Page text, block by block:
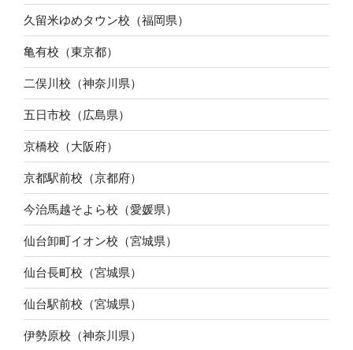
久留米ゆめタウン校（福岡県）
亀有校（東京都）
二俣川校（神奈川県）
五日市校（広島県）
京橋校（大阪府）
京都駅前校（京都府）
今治馬越そよら校（愛媛県）
仙台卸町イオン校（宮城県）
仙台長町校（宮城県）
仙台駅前校（宮城県）
伊勢原校（神奈川県）